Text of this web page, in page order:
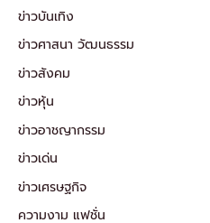
ข่าวบันเทิง
ข่าวศาสนา วัฒนธรรม
ข่าวสังคม
ข่าวหุ้น
ข่าวอาชญากรรม
ข่าวเด่น
ข่าวเศรษฐกิจ
ความงาม แฟชั่น